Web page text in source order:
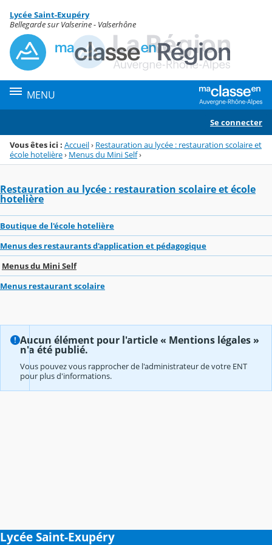
Menu de la rubrique
Contenu
Lycée Saint-Exupéry
Bellegarde sur Valserine - Valserhône
MENU
Se connecter
Vous êtes ici : Accueil› Restauration au lycée : restauration scolaire et
école hotelière› Menus du Mini Self›
Restauration au lycée : restauration scolaire et école
hotelière
Boutique de l'école hotelière
Menus des restaurants d'application et pédagogique
Menus du Mini Self
Menus restaurant scolaire
Aucun élément pour l'article « Mentions légales »
n'a été publié.
Vous pouvez vous rapprocher de l'administrateur de votre ENT
pour plus d'informations.
Lycée Saint-Exupéry